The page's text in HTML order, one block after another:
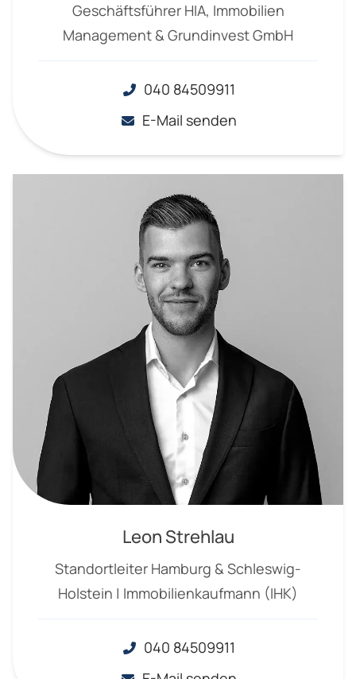
Geschäftsführer HIA, Immobilien
Management & Grundinvest GmbH
040 84509911
E-Mail senden
Leon Strehlau
Standortleiter Hamburg & Schleswig-
Holstein | Immobilienkaufmann (IHK)
040 84509911